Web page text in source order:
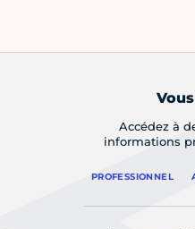
Accédez à
informations
PROFESSIONNEL